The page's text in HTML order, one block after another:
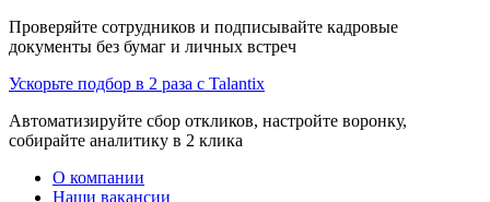
Проверяйте сотрудников и подписывайте кадровые
документы без бумаг и личных встреч
Ускорьте подбор в 2 раза с Talantix
Автоматизируйте сбор откликов, настройте воронку,
собирайте аналитику в 2 клика
О компании
Наши вакансии